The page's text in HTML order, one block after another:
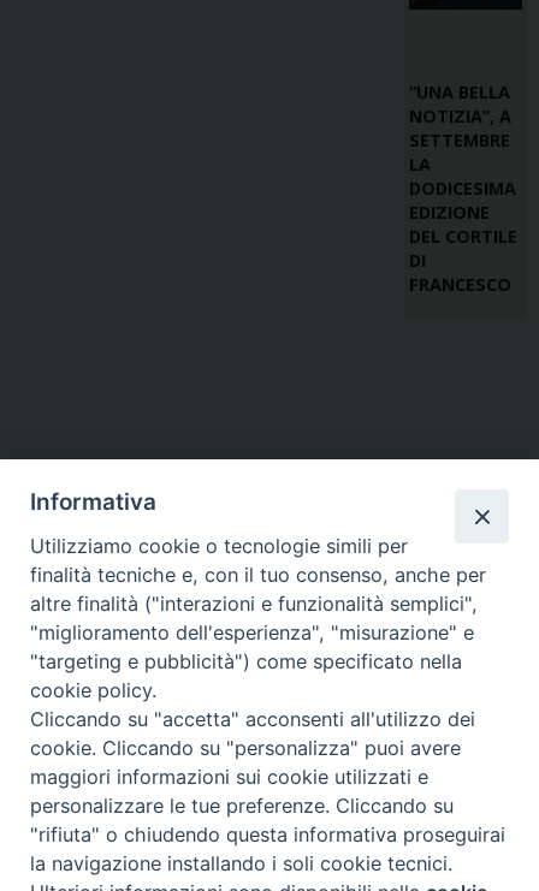
“UNA BELLA
NOTIZIA”, A
SETTEMBRE
LA
DODICESIMA
EDIZIONE
DEL CORTILE
DI
FRANCESCO
Diocesi di Assisi - Nocera Umbra - Gualdo
Tadino
P.zza Vescovado 3, 06081 Assisi (PG)
@2017
Informativa
Utilizziamo cookie o tecnologie simili per
finalità tecniche e, con il tuo consenso, anche per
altre finalità ("interazioni e funzionalità semplici",
"miglioramento dell'esperienza", "misurazione" e
"targeting e pubblicità") come specificato nella
cookie policy.
Cliccando su "accetta" acconsenti all'utilizzo dei
cookie. Cliccando su "personalizza" puoi avere
maggiori informazioni sui cookie utilizzati e
personalizzare le tue preferenze. Cliccando su
"rifiuta" o chiudendo questa informativa proseguirai
la navigazione installando i soli cookie tecnici.